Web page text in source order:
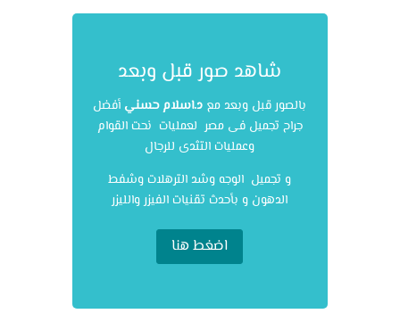
شاهد صور قبل وبعد
بالصور قبل وبعد مع د.اسلام حسني أفضل
جراح تجميل فى مصر لعمليات نحت القوام
وعمليات التثدى للرجال
و تجميل الوجه وشد الترهلات وشفط
الدهون و بأحدث تقنيات الفيزر والليزر
اضغط هنا